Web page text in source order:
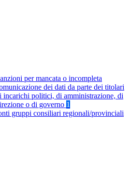
per mancata o incompleta
dei dati da parte dei titolari
incarichi politici, di amministrazione, di
o di governo 1
gruppi consiliari regionali/provinciali